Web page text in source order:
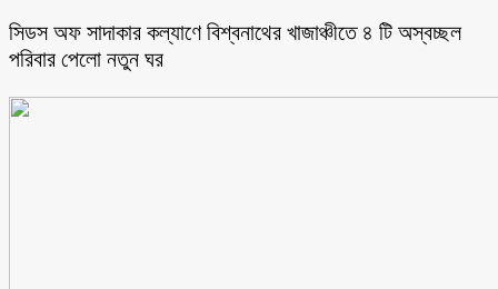
সিডস অফ সাদাকার কল্যাণে বিশ্বনাথের খাজাঞ্চীতে ৪ টি অস্বচ্ছল
পরিবার পেলো নতুন ঘর